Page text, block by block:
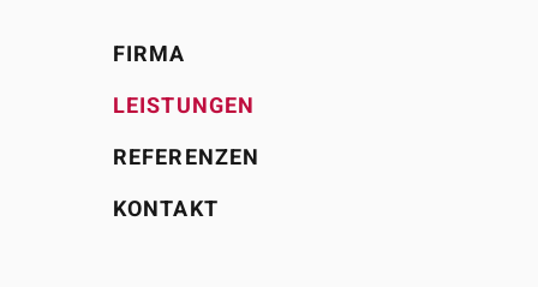
FIRMA
LEISTUNGEN
REFERENZEN
KONTAKT